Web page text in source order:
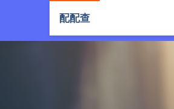
配配查